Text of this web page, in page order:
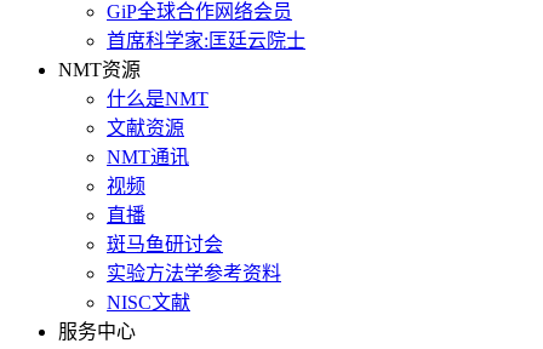
GiP全球合作网络会员
首席科学家:匡廷云院士
NMT资源
什么是NMT
文献资源
NMT通讯
视频
直播
斑马鱼研讨会
实验方法学参考资料
NISC文献
服务中心